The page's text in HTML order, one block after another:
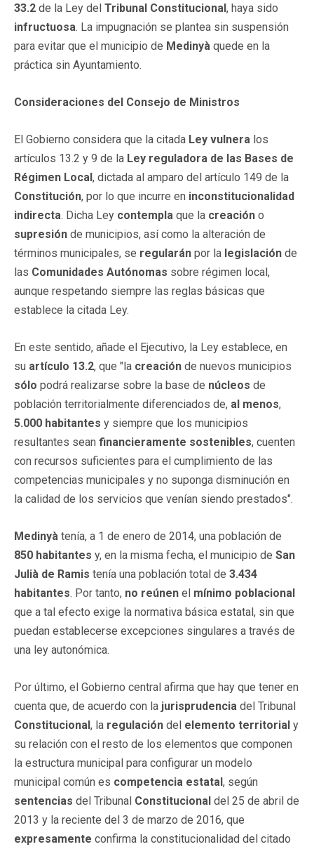
33.2 de la Ley del Tribunal Constitucional, haya sido
infructuosa. La impugnación se plantea sin suspensión
para evitar que el municipio de Medinyà quede en la
práctica sin Ayuntamiento.
Consideraciones del Consejo de Ministros
El Gobierno considera que la citada Ley vulnera los
artículos 13.2 y 9 de la Ley reguladora de las Bases de
Régimen Local, dictada al amparo del artículo 149 de la
Constitución, por lo que incurre en inconstitucionalidad
indirecta. Dicha Ley contempla que la creación o
supresión de municipios, así como la alteración de
términos municipales, se regularán por la legislación de
las Comunidades Autónomas sobre régimen local,
aunque respetando siempre las reglas básicas que
establece la citada Ley.
En este sentido, añade el Ejecutivo, la Ley establece, en
su artículo 13.2, que "la creación de nuevos municipios
sólo podrá realizarse sobre la base de núcleos de
población territorialmente diferenciados de, al menos,
5.000 habitantes y siempre que los municipios
resultantes sean financieramente sostenibles, cuenten
con recursos suficientes para el cumplimiento de las
competencias municipales y no suponga disminución en
la calidad de los servicios que venían siendo prestados".
Medinyà tenía, a 1 de enero de 2014, una población de
850 habitantes y, en la misma fecha, el municipio de San
Julià de Ramis tenía una población total de 3.434
habitantes. Por tanto, no reúnen el mínimo poblacional
que a tal efecto exige la normativa básica estatal, sin que
puedan establecerse excepciones singulares a través de
una ley autonómica.
Por último, el Gobierno central afirma que hay que tener en
cuenta que, de acuerdo con la jurisprudencia del Tribunal
Constitucional, la regulación del elemento territorial y
su relación con el resto de los elementos que componen
la estructura municipal para configurar un modelo
municipal común es competencia estatal, según
sentencias del Tribunal Constitucional del 25 de abril de
2013 y la reciente del 3 de marzo de 2016, que
expresamente confirma la constitucionalidad del citado